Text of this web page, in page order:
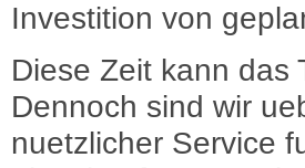
Investition von
Diese Zeit kann das
Dennoch sind wir
nuetzlicher Service